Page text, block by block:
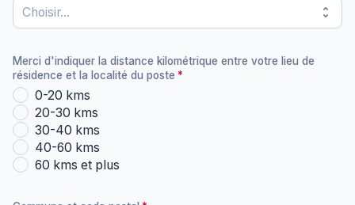
Choisir... unfold_more
Merci d'indiquer la distance kilométrique entre votre lieu de
résidence et la localité du poste
0-20 kms
20-30 kms
30-40 kms
40-60 kms
60 kms et plus